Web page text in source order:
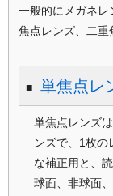
一般的にメガネレ
焦点レンズ、二重
■ 単焦点レ
単焦点レンズ
ンズで、1枚の
な補正用と、
球面、非球面